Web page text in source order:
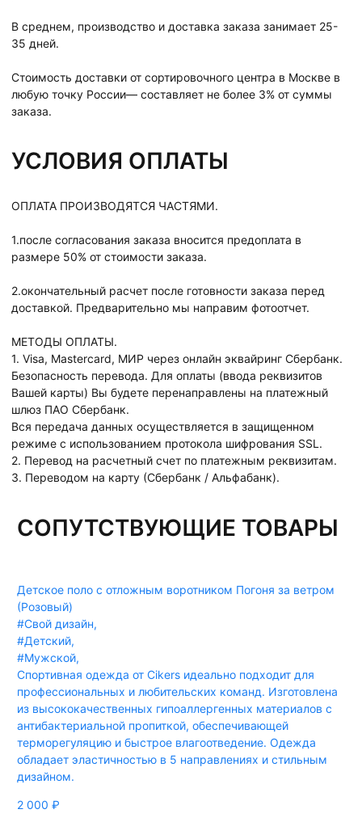
В среднем, производство и доставка заказа занимает 25-
35 дней.
Стоимость доставки от сортировочного центра в Москве в
любую точку России— составляет не более 3% от суммы
заказа.
УСЛОВИЯ ОПЛАТЫ
ОПЛАТА ПРОИЗВОДЯТСЯ ЧАСТЯМИ.
1.после согласования заказа вносится предоплата в
размере 50% от стоимости заказа.
2.окончательный расчет после готовности заказа перед
доставкой. Предварительно мы направим фотоотчет.
МЕТОДЫ ОПЛАТЫ.
1. Visa, Mastercard, МИР через онлайн эквайринг Сбербанк.
Безопасность перевода. Для оплаты (ввода реквизитов
Вашей карты) Вы будете перенаправлены на платежный
шлюз ПАО Сбербанк.
Вся передача данных осуществляется в защищенном
режиме с использованием протокола шифрования SSL.
2. Перевод на расчетный счет по платежным реквизитам.
3. Переводом на карту (Сбербанк / Альфабанк).
СОПУТСТВУЮЩИЕ ТОВАРЫ
Детское поло с отложным воротником Погоня за ветром
(Розовый)
#Свой дизайн,
#Детский,
#Мужской,
Спортивная одежда от Cikers идеально подходит для
профессиональных и любительских команд. Изготовлена
из высококачественных гипоаллергенных материалов с
антибактериальной пропиткой, обеспечивающей
терморегуляцию и быстрое влагоотведение. Одежда
обладает эластичностью в 5 направлениях и стильным
дизайном.
2 000 ₽